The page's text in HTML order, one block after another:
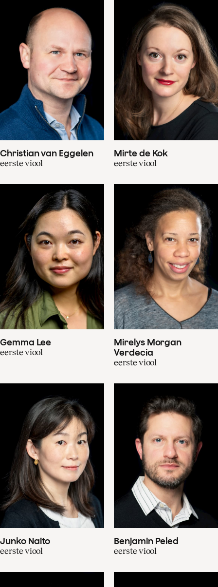
Christian van Eggelen
eerste viool
Mirte de Kok
eerste viool
Gemma Lee
eerste viool
Mirelys Morgan
Verdecia
eerste viool
Junko Naito
eerste viool
Benjamin Peled
eerste viool